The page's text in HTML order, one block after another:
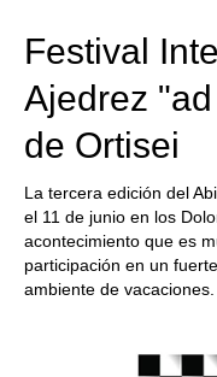
Festival
Ajedrez
de Ortisei
La tercera edición del
el 11 de junio en los
acontecimiento que es
participación en un
ambiente de vacaciones.